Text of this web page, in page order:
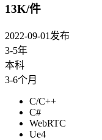
13K/件
2022-09-01发布
3-5年
本科
3-6个月
C/C++
C#
WebRTC
Ue4